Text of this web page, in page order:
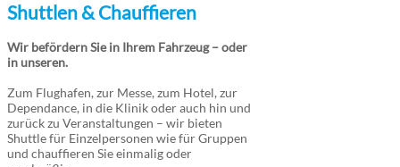
Shuttlen & Chauffieren
Wir befördern Sie in Ihrem Fahrzeug – oder
in unseren.
Zum Flughafen, zur Messe, zum Hotel, zur
Dependance, in die Klinik oder auch hin und
zurück zu Veranstaltungen – wir bieten
Shuttle für Einzelpersonen wie für Gruppen
und chauffieren Sie einmalig oder